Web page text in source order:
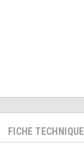
FICHE TECHNIQUE